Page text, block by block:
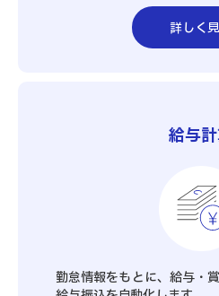
詳しく
給与
勤怠情報をもとに、給与・